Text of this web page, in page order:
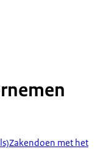
Zakendoen met het